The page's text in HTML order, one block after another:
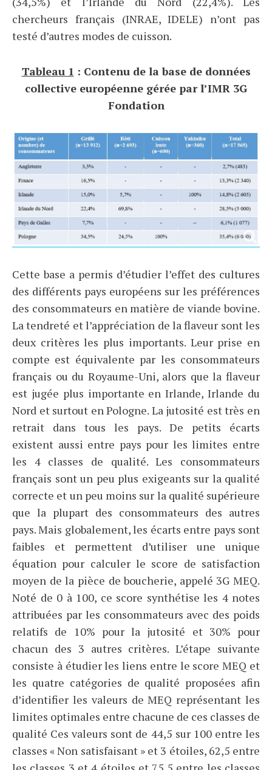
chercheurs français (INRAE, IDELE) n’ont pas
testé d’autres modes de cuisson.
Tableau 1 : Contenu de la base de données
collective européenne gérée par l’IMR 3G
Fondation
Cette base a permis d’étudier l’effet des cultures
des différents pays européens sur les préférences
des consommateurs en matière de viande bovine.
La tendreté et l’appréciation de la flaveur sont les
deux critères les plus importants. Leur prise en
compte est équivalente par les consommateurs
français ou du Royaume-Uni, alors que la flaveur
est jugée plus importante en Irlande, Irlande du
Nord et surtout en Pologne. La jutosité est très en
retrait dans tous les pays. De petits écarts
existent aussi entre pays pour les limites entre
les 4 classes de qualité. Les consommateurs
français sont un peu plus exigeants sur la qualité
correcte et un peu moins sur la qualité supérieure
que la plupart des consommateurs des autres
pays. Mais globalement, les écarts entre pays sont
faibles et permettent d’utiliser une unique
équation pour calculer le score de satisfaction
moyen de la pièce de boucherie, appelé 3G MEQ.
Noté de 0 à 100, ce score synthétise les 4 notes
attribuées par les consommateurs avec des poids
relatifs de 10% pour la jutosité et 30% pour
chacun des 3 autres critères. L’étape suivante
consiste à étudier les liens entre le score MEQ et
les quatre catégories de qualité proposées afin
d’identifier les valeurs de MEQ représentant les
limites optimales entre chacune de ces classes de
qualité Ces valeurs sont de 44,5 sur 100 entre les
classes « Non satisfaisant » et 3 étoiles, 62,5 entre